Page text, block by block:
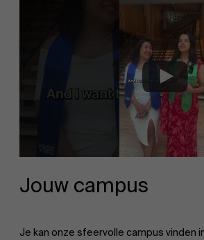
Jouw campus
Je kan onze sfeervolle campus vinden